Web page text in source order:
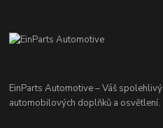
EinParts Automotive – Váš
automobilových doplňků a osvětlení.